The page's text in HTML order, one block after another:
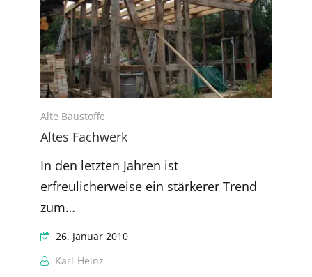
Alte Baustoffe
Altes Fachwerk
In den letzten Jahren ist
erfreulicherweise ein stärkerer Trend
zum…
26. Januar 2010
Karl-Heinz